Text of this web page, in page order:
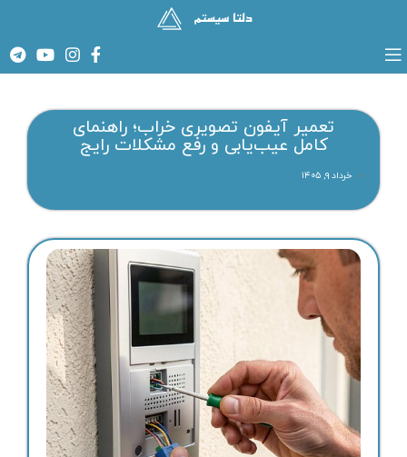
تعمیر آیفون تصویری خراب؛ راهنمای
کامل عیب‌یابی و رفع مشکلات رایج
خرداد ۹, ۱۴۰۵